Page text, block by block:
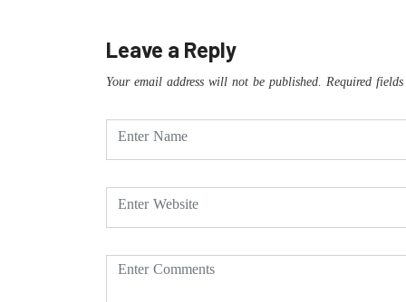
Leave a Reply
Your email address will not be published. Required